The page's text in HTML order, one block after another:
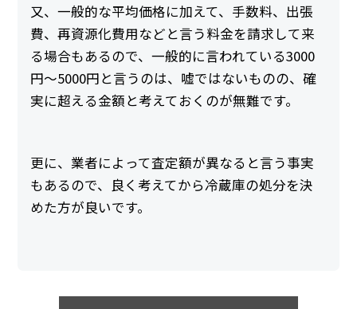
又、一般的な平均価格に加えて、手数料、出張
費、再資源化費用などと言う料金を請求して来
る場合もあるので、一般的に言われている3000
円～5000円と言うのは、嘘ではないものの、確
実に超える金額と考えておくのが無難です。
更に、業者によって査定額が異なると言う事実
もあるので、良く考えてから冷蔵庫の処分を決
めた方が良いです。